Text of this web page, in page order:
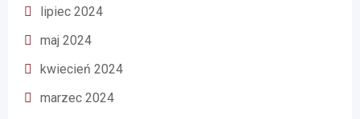
lipiec 2024
maj 2024
kwiecień 2024
marzec 2024